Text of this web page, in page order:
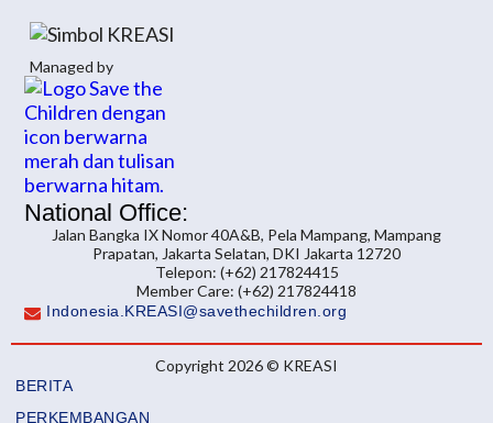
Managed by
National Office:
Jalan Bangka IX Nomor 40A&B, Pela Mampang, Mampang
Prapatan, Jakarta Selatan, DKI Jakarta 12720
Telepon: (+62) 217824415
Member Care: (+62) 217824418
Indonesia.KREASI@savethechildren.org
Copyright 2026 © KREASI
BERITA
PERKEMBANGAN